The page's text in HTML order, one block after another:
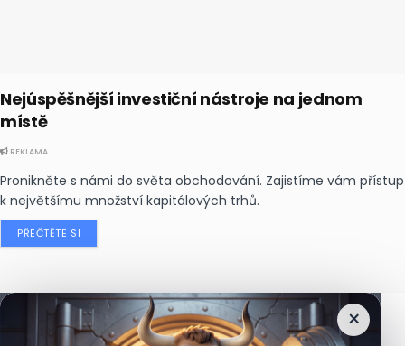
Nejúspěšnější investiční nástroje na jednom
místě
REKLAMA
Pronikněte s námi do světa obchodování. Zajistíme vám přístup
k největšímu množství kapitálových trhů.
PŘEČTĚTE SI
×
Nejčtenějšízprávy